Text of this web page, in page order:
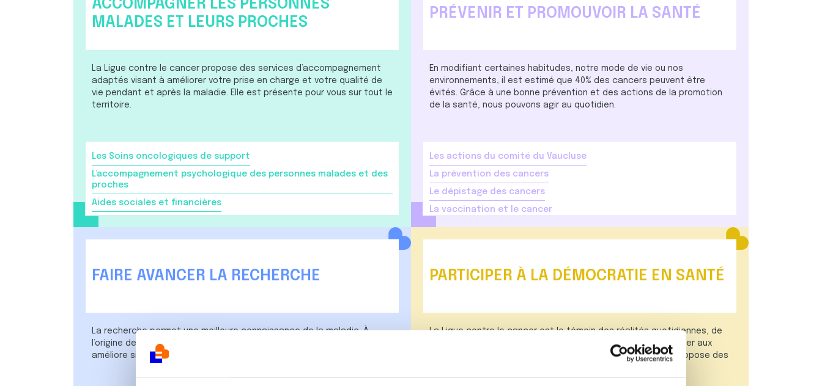
ACCOMPAGNER LES PERSONNES
MALADES ET LEURS PROCHES
La Ligue contre le cancer propose des services d’accompagnement
adaptés visant à améliorer votre prise en charge et votre qualité de
vie pendant et après la maladie. Elle est présente pour vous sur tout le
territoire.
Les Soins oncologiques de support
L’accompagnement psychologique des personnes malades et des
proches
Aides sociales et financières
PRÉVENIR ET PROMOUVOIR LA SANTÉ
En modifiant certaines habitudes, notre mode de vie ou nos
environnements, il est estimé que 40% des cancers peuvent être
évités. Grâce à une bonne prévention et des actions de la promotion
de la santé, nous pouvons agir au quotidien.
Les actions du comité du Vaucluse
La prévention des cancers
Le dépistage des cancers
La vaccination et le cancer
FAIRE AVANCER LA RECHERCHE
La recherche permet une meilleure connaissance de la maladie. À
l’origine de toutes les avancées, elle œuvre à vaincre la maladie et
améliore significativement la prise en charge de certains cancers.
PARTICIPER À LA DÉMOCRATIE EN SANTÉ
La Ligue contre le cancer est le témoin des réalités quotidiennes, de
vos difficultés et de vos attentes. Avec pour objectif de parer aux
carences en matière d’accès aux droits, elle s’investit et propose des